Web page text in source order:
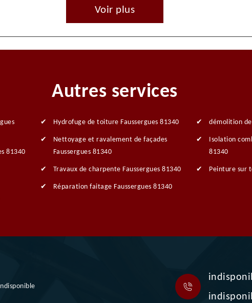
Voir plus
Autres services
81340
Hydrofuge de toiture Faussergues 81340
Nettoyage et ravalement de façades
Faussergues 81340
Travaux de charpente Faussergues 81340
Réparation faitage Faussergues 81340
démolition
Isolation
81340
Peinture sur